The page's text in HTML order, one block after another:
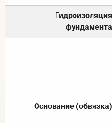
Гидроизоляция
фундамента
Основание (обвязка)